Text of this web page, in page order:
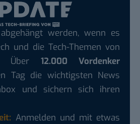
werden, wenn es
und die Tech-Themen von
Über 12.000 Vordenker
Tag die wichtigsten News
und sichern sich ihren
Anmelden und mit etwas